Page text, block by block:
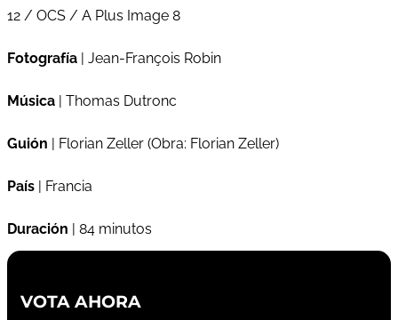
12 / OCS / A Plus Image 8
Fotografía | Jean-François Robin
Música | Thomas Dutronc
Guión | Florian Zeller (Obra: Florian Zeller)
País | Francia
Duración | 84 minutos
VOTA AHORA